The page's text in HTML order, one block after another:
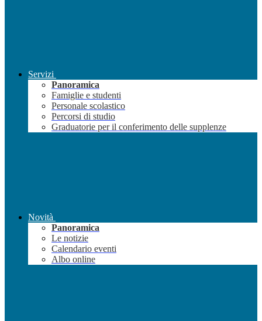
Servizi
Panoramica
Famiglie e studenti
Personale scolastico
Percorsi di studio
Graduatorie per il conferimento delle supplenze
Novità
Panoramica
Le notizie
Calendario eventi
Albo online